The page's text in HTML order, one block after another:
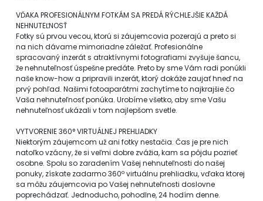
VĎAKA PROFESIONÁLNYM FOTKÁM SA PREDÁ RÝCHLEJŠIE KAŽDÁ
NEHNUTEĽNOSŤ
Fotky sú prvou vecou, ktorú si záujemcovia pozerajú a preto si
na nich dávame mimoriadne záležať. Profesionálne
spracovaný inzerát s atraktívnymi fotografiami zvyšuje šancu,
že nehnuteľnosť úspešne predáte. Preto by sme Vám radi ponúkli
naše know-how a pripravili inzerát, ktorý dokáže zaujať hneď na
prvý pohľad. Našimi fotoaparátmi zachytíme to najkrajšie čo
Vaša nehnuteľnosť ponúka. Urobíme všetko, aby sme Vašu
nehnuteľnosť ukázali v tom najlepšom svetle.
VYTVORENIE 360° VIRTUÁLNEJ PREHLIADKY
Niektorým záujemcom už ani fotky nestačia. Čas je pre nich
natoľko vzácny, že si veľmi dobre zvážia, kam sa pôjdu pozrieť
osobne. Spolu so zaradením Vašej nehnuteľnosti do našej
ponuky, získate zadarmo 360º virtuálnu prehliadku, vďaka ktorej
sa môžu záujemcovia po Vašej nehnuteľnosti doslovne
poprechádzať. Jednoducho, pohodlne, 24 hodím denne.